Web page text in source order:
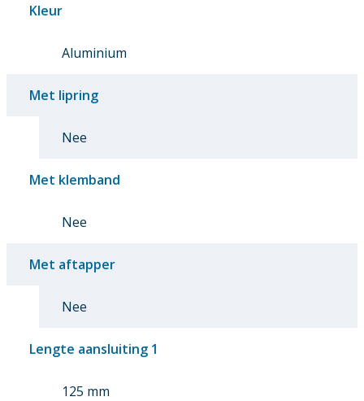
Kleur
Aluminium
Met lipring
Nee
Met klemband
Nee
Met aftapper
Nee
Lengte aansluiting 1
125 mm